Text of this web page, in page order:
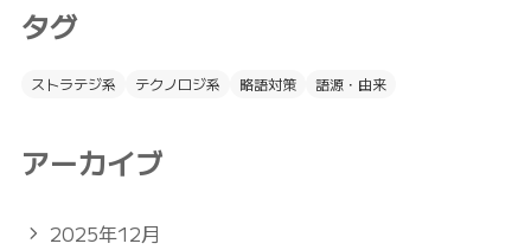
タグ
ストラテジ系 テクノロジ系 略語対策 語源・由来
アーカイブ
2025年12月